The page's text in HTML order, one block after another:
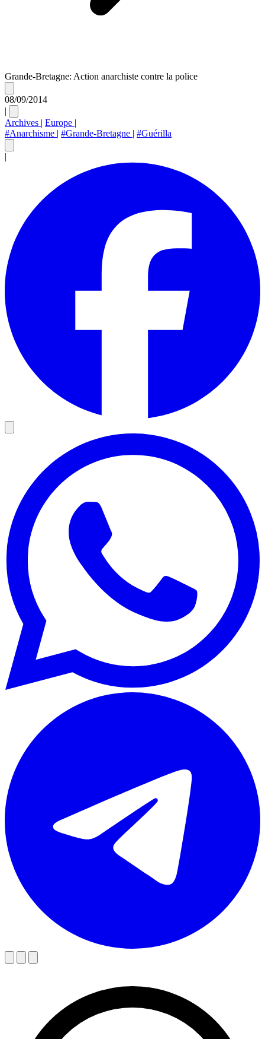
Grande-Bretagne: Action anarchiste contre la police
08/09/2014
|
Archives | Europe |
#Anarchisme | #Grande-Bretagne | #Guérilla
|